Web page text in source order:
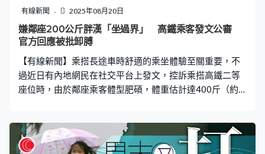
有線新聞 2025年08月20日
嫌鄰座200公斤胖漢「坐過界」 高鐵乘客發文公審
官方回應被批卸膊
【有線新聞】乘搭長途車時舒適的乘坐體驗至關重要，不
過近日有內地網民在社交平台上發文，控訴乘搭高鐵二等
座位時，由於鄰座乘客體型肥碩，體重估計達400斤（約
12306回應時指，乘客可向列車員反映換位，但若列車滿
載時，乘客只能「暫時克服」。有關說法隨即惹起網不